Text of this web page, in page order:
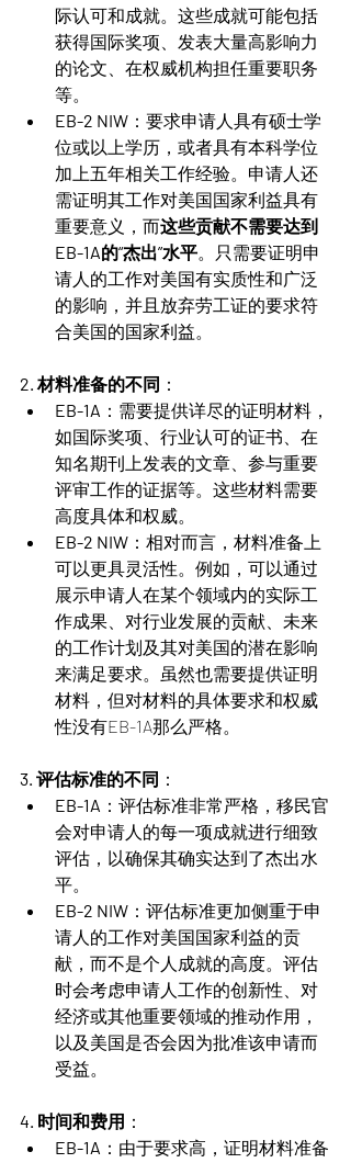
际认可和成就。这些成就可能包括
获得国际奖项、发表大量高影响力
的论文、在权威机构担任重要职务
等。
EB-2 NIW ：要求申请人具有硕士学
位或以上学历，或者具有本科学位
加上五年相关工作经验。申请人还
需证明其工作对美国国家利益具有
重要意义，而这些贡献不需要达到
EB-1A的“杰出”水平 。只需要证明申
请人的工作对美国有实质性和广泛
的影响，并且放弃劳工证的要求符
合美国的国家利益。
2. 材料准备的不同 ：
EB-1A ：需要提供详尽的证明材料，
如国际奖项、行业认可的证书、在
知名期刊上发表的文章、参与重要
评审工作的证据等。这些材料需要
高度具体和权威。
EB-2 NIW ：相对而言，材料准备上
可以更具灵活性。例如，可以通过
展示申请人在某个领域内的实际工
作成果、对行业发展的贡献、未来
的工作计划及其对美国的潜在影响
来满足要求。虽然也需要提供证明
材料，但对材料的具体要求和权威
性没有EB-1A那么严格。
3. 评估标准的不同 ：
EB-1A ：评估标准非常严格，移民官
会对申请人的每一项成就进行细致
评估，以确保其确实达到了杰出水
平。
EB-2 NIW ：评估标准更加侧重于申
请人的工作对美国国家利益的贡
献，而不是个人成就的高度。评估
时会考虑申请人工作的创新性、对
经济或其他重要领域的推动作用，
以及美国是否会因为批准该申请而
受益。
4. 时间和费用 ：
EB-1A ：由于要求高，证明材料准备